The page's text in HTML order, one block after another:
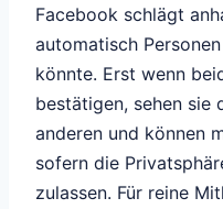
Facebook schlägt
automatisch
könnte. Erst wenn
bestätigen, sehen sie
anderen und können
sofern die
zulassen. Für reine